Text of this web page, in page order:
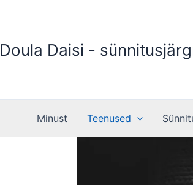
Doula Daisi -
Minust Teenused